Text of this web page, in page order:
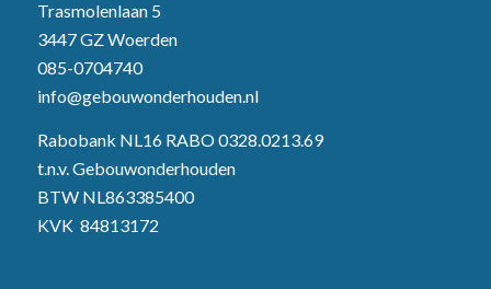
Trasmolenlaan 5
3447 GZ Woerden
085-0704740
info@gebouwonderhouden.nl
Rabobank NL16 RABO 0328.0213.69
t.n.v. Gebouwonderhouden
BTW NL863385400
KVK 84813172